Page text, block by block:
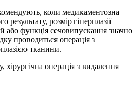
коли медикаментозна
результату, розмір гіперплазії
або функція сечовипускання значно
проводиться операція з
тканини.
хірургічна операція з видалення